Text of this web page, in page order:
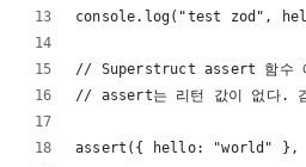
console.log("test zod",
// Superstruct assert 함수
// assert는 리턴 값이 없다. 검
assert({ hello: "world" },